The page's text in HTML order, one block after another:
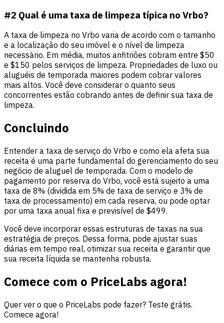
#2 Qual é uma taxa de limpeza típica no Vrbo?
A taxa de limpeza no Vrbo varia de acordo com o tamanho
e a localização do seu imóvel e o nível de limpeza
necessário. Em média, muitos anfitriões cobram entre $50
e $150 pelos serviços de limpeza. Propriedades de luxo ou
aluguéis de temporada maiores podem cobrar valores
mais altos. Você deve considerar o quanto seus
concorrentes estão cobrando antes de definir sua taxa de
limpeza.
Concluindo
Entender a taxa de serviço do Vrbo e como ela afeta sua
receita é uma parte fundamental do gerenciamento do seu
negócio de aluguel de temporada. Com o modelo de
pagamento por reserva do Vrbo, você está sujeito a uma
taxa de 8% (dividida em 5% de taxa de serviço e 3% de
taxa de processamento) em cada reserva, ou pode optar
por uma taxa anual fixa e previsível de $499.
Você deve incorporar essas estruturas de taxas na sua
estratégia de preços. Dessa forma, pode ajustar suas
diárias em tempo real, otimizar sua receita e garantir que
sua receita líquida se mantenha robusta.
Comece com o PriceLabs agora!
Quer ver o que o PriceLabs pode fazer? Teste grátis.
Comece agora!